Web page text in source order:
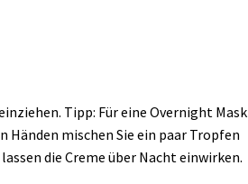
Tipp: Für eine Overnight Mask
Händen mischen Sie ein paar Tropfen
die Creme über Nacht einwirken.